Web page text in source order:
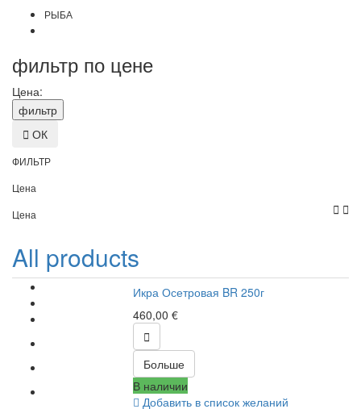
РЫБА
фильтр по цене
Цена:
 ОК
ФИЛЬТР
Цена
Цена
 
All products
Икра Осетровая BR 250г
460,00 €

Больше
В наличии
Добавить в список желаний